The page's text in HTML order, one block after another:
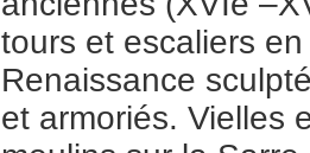
tours et escaliers
Renaissance
et armoriés. Vielles